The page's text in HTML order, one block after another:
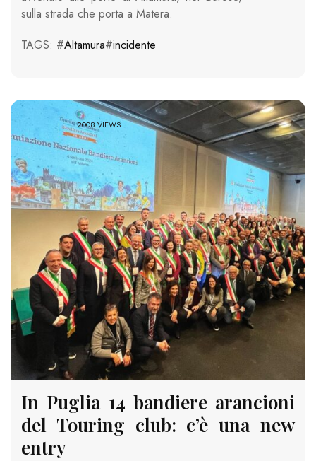
sulla strada che porta a Matera.
TAGS: #Altamura#incidente
2008 VIEWS
In Puglia 14 bandiere arancioni
del Touring club: c’è una new
entry